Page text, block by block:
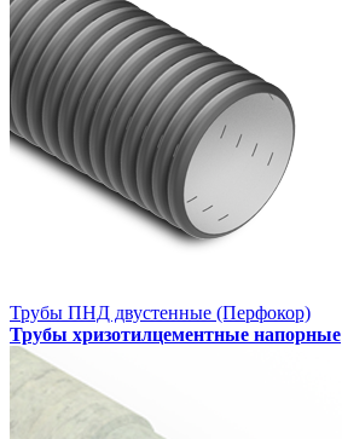
Трубы ПНД двустенные (Перфокор)
Трубы хризотилцементные напорные